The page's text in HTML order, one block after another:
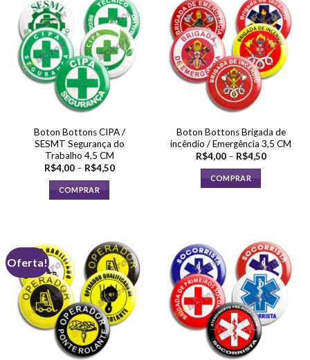
várias
variantes.
As
opções
podem
ser
escolhidas
na
do
produto
várias
variantes.
As
opções
podem
ser
escolhidas
na
do
produto
Boton Bottons CIPA /
SESMT Segurança do
Trabalho 4,5 CM
R$4,00 – R$4,50Faixa
COMPRAR
várias
variantes.
As
opções
podem
ser
escolhidas
na
Boton Bottons Brigada de
incêndio / Emergência 3,5 CM
R$4,00 – R$4,50Faixa
COMPRAR
variantes.
As
opções
podem
ser
escolhidas
na
página
Oferta!